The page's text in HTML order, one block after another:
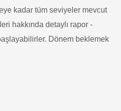
kadar tüm seviyeler mevcut
hakkında detaylı rapor -
Dönem beklemek